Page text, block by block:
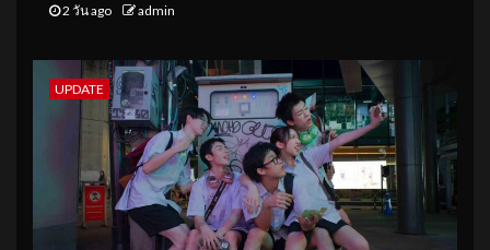
2 วัน ago admin
UPDATE